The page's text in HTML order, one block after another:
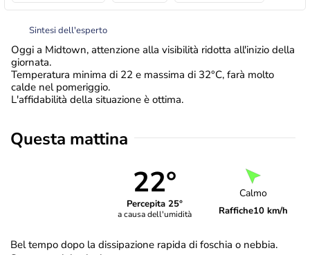
Sintesi dell'esperto
Oggi a Midtown, attenzione alla visibilità ridotta all'inizio della
giornata.
Temperatura minima di 22 e massima di 32°C, farà molto
calde nel pomeriggio.
L'affidabilità della situazione è ottima.
Questa mattina
22°
Percepita 25°
a causa dell'umidità
Calmo
Raffiche10 km/h
Bel tempo dopo la dissipazione rapida di foschia o nebbia.